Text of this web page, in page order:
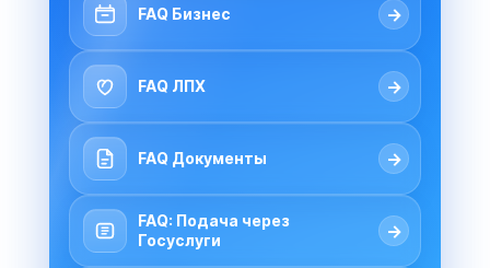
FAQ Бизнес →
FAQ ЛПХ →
FAQ Документы →
FAQ: Подача через
Госуслуги
→